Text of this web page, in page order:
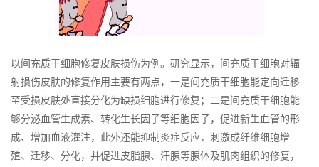
以间充质干细胞修复皮肤损伤为例。研究显示，间充质干细胞对辐
射损伤皮肤的修复作用主要有两点，一是间充质干细胞能定向迁移
至受损皮肤处直接分化为缺损细胞进行修复；二是间充质干细胞能
够分泌血管生成素、转化生长因子等细胞因子，促进新生血管的形
成、增加血液灌注，此外还能抑制炎症反应，刺激成纤维细胞增
殖、迁移、分化，并促进皮脂腺、汗腺等腺体及肌肉组织的修复，